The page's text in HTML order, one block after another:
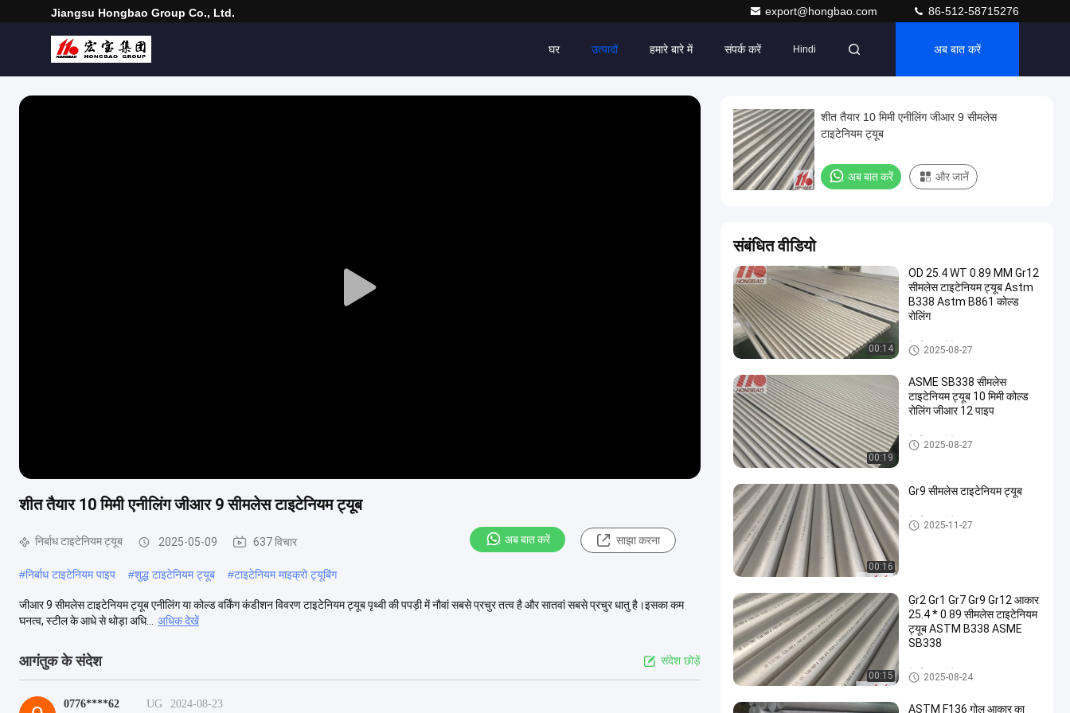
Jiangsu Hongbao Group Co., Ltd. export@hongbao.com 86-512-58715276
घर उत्पादों हमारे बारे में संपर्क करें Hindi अब बात करें
Play
शीत तैयार 10 मिमी एनीलिंग जीआर 9 सीमलेस टाइटेनियम ट्यूब
निर्बाध टाइटेनियम ट्यूब 2025-05-09 637 विचार अब बात करें साझा करना
#निर्बाध टाइटेनियम पाइप #शुद्ध टाइटेनियम ट्यूब #टाइटेनियम माइक्रो ट्यूबिंग
जीआर 9 सीमलेस टाइटेनियम ट्यूब एनीलिंग या कोल्ड वर्किंग कंडीशन विवरण टाइटेनियम ट्यूब पृथ्वी की पपड़ी में नौवां सबसे प्रचुर तत्व है और सातवां सबसे प्रचुर धातु है।इसका कम
घनत्व, स्टील के आधे से थोड़ा अधि...
अधिक देखें
आगंतुक के संदेश संदेश छोड़ें
0776****62 UG 2024-08-23
शीत तैयार 10 मिमी एनीलिंग जीआर 9 सीमलेस
टाइटेनियम ट्यूब
अब बात करें और जानें
संबंधित वीडियो
00:14
OD 25.4 WT 0.89 MM Gr12
सीमलेस टाइटेनियम ट्यूब Astm
B338 Astm B861 कोल्ड
रोलिंग
निर्बाध टाइटेनियम ट्यूब
2025-08-27
00:19
ASME SB338 सीमलेस
टाइटेनियम ट्यूब 10 मिमी कोल्ड
रोलिंग जीआर 12 पाइप
निर्बाध टाइटेनियम ट्यूब
2025-08-27
00:16
Gr9 सीमलेस टाइटेनियम ट्यूब
निर्बाध टाइटेनियम ट्यूब
2025-11-27
00:15
Gr2 Gr1 Gr7 Gr9 Gr12 आकार
25.4 * 0.89 सीमलेस टाइटेनियम
ट्यूब ASTM B338 ASME
SB338
निर्बाध टाइटेनियम ट्यूब
2025-08-24
ASTM F136 गोल आकार का